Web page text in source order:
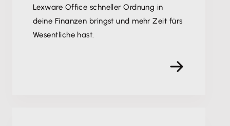
Lexware Office schneller Ordnung in
deine Finanzen bringst und mehr Zeit fürs
Wesentliche hast.